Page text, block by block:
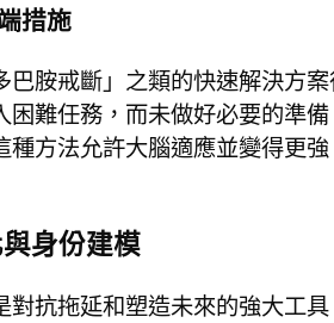
措施
巴胺戒斷」之類的快速解決方
困難任務，而未做好必要的準
種方法允許大腦適應並變得更
身份建模
對抗拖延和塑造未來的強大工